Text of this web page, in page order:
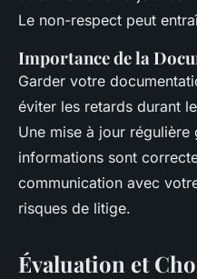
Le non-respect peut
Importance de la
Garder votre
éviter les retards durant
Une mise à jour
informations sont
communication avec
risques de litige.
Évaluation et